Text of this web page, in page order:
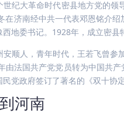
世纪大革命时代密县地方党的
在济南经中共一代表邓恩铭介
西地委书记。1928年，成立密
安顺人，青年时代，王若飞曾参
由法国共产党党员转为中国共
民党政府签订了著名的《双十协
河南